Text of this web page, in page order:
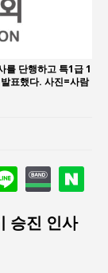
, 무엇이 문제인가?
를 단행하고 특1급 1
표했다. 사진=사람
승진 인사